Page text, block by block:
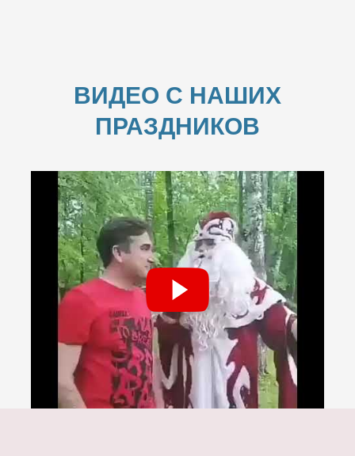
ВИДЕО С НАШИХ
ПРАЗДНИКОВ